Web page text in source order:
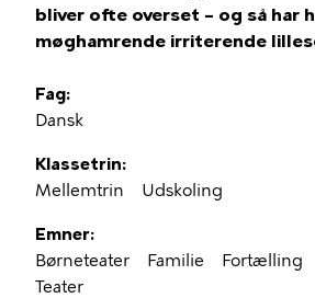
bliver ofte overset – og så har
møghamrende irriterende
Fag
Dansk
Klassetrin
Mellemtrin
Udskoling
Emner
Børneteater
Familie Fortælling
Teater